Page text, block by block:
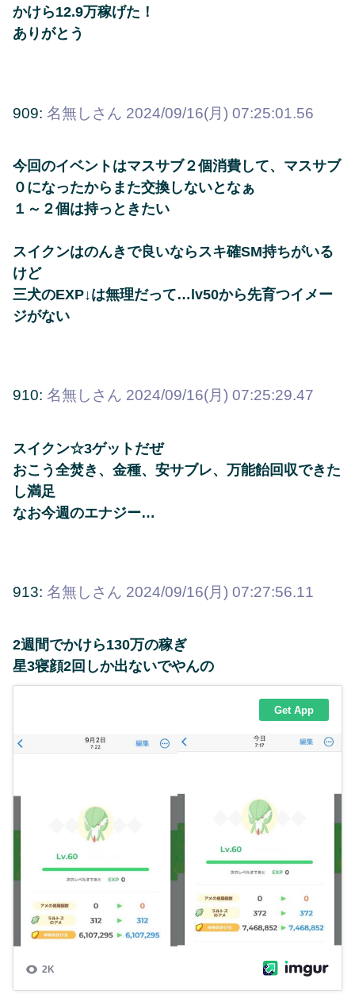
かけら12.9万稼げた！
ありがとう
909: 名無しさん 2024/09/16(月) 07:25:01.56
今回のイベントはマスサブ２個消費して、マスサブ
０になったからまた交換しないとなぁ
１～２個は持っときたい
スイクンはのんきで良いならスキ確SM持ちがいる
けど
三犬のEXP↓は無理だって…lv50から先育つイメー
ジがない
910: 名無しさん 2024/09/16(月) 07:25:29.47
スイクン☆3ゲットだぜ
おこう全焚き、金種、安サブレ、万能飴回収できた
し満足
なお今週のエナジー…
913: 名無しさん 2024/09/16(月) 07:27:56.11
2週間でかけら130万の稼ぎ
星3寝顔2回しか出ないでやんの